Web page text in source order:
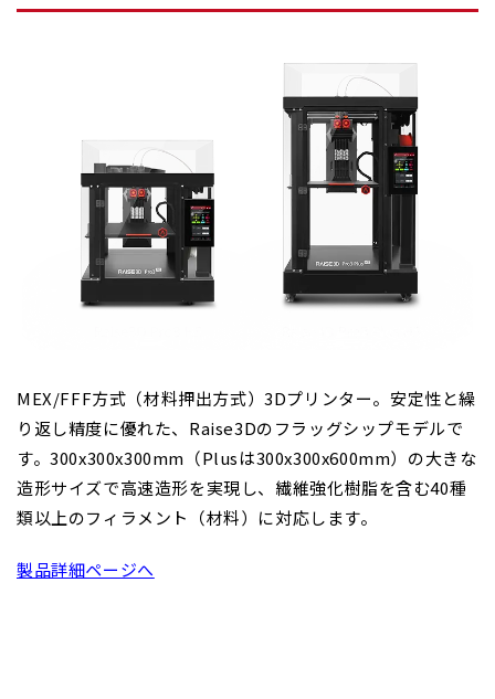
MEX/FFF方式（材料押出方式）3Dプリンター。安定性と繰
り返し精度に優れた、Raise3Dのフラッグシップモデルで
す。300x300x300mm（Plusは300x300x600mm）の大きな
造形サイズで高速造形を実現し、繊維強化樹脂を含む40種
類以上のフィラメント（材料）に対応します。
製品詳細ページへ